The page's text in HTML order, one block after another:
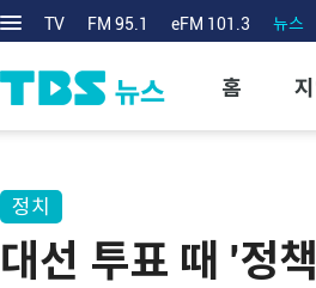
TV FM 95.1 eFM 101.3 뉴스
홈
정치
대선 투표 때 '정